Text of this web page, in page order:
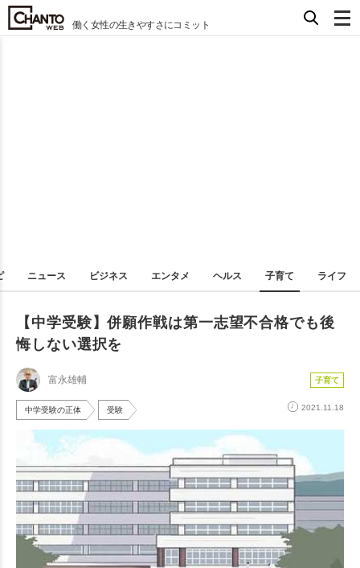
働く女性の生きやすさにコミット
ニュース ビジネス エンタメ ヘルス 子育て ライフ
【中学受験】併願作戦は第一志望不合格でも後
悔しない選択を
富永雄輔 子育て
中学受験の正体 受験 2021.11.18